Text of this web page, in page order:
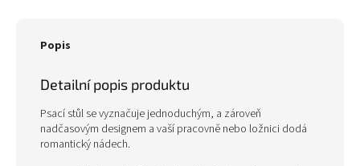
Popis
Detailní popis produktu
Psací stůl se vyznačuje jednoduchým, a zároveň
nadčasovým designem a vaší pracovně nebo ložnici dodá
romantický nádech.